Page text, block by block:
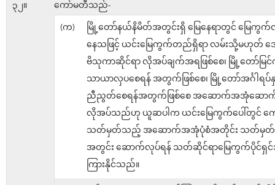
၃၂။ ကော်မတီသည်-
(က)
မြို့တော်နယ်နိမိတ်အတွင်းရှိ မြေနေရာတွင် မြေကွက်
နေသဖြင့် ယင်းမြေကွက်တည်ရှိရာ လမ်းသို့မဟုတ်
ဗိသုကာဆိုင်ရာ လိုအပ်ချက်အရဖြစ်စေ၊ မြို့တော်မြင်
သာယာလှပစေရန် အတွက်ဖြစ်စေ၊ မြို့တော်အင်္ဂါရပ်
ညီညွတ်စေရန်အတွက်ဖြစ်စေ အဆောက်အအုံဆော
လိုအပ်သည်ဟု ယူဆပါက ယင်းမြေကွက်ပေါ်တွင် က
သတ်မှတ်သည့် အဆောက်အအုံပုံစံအတိုင်း သတ်မှ
အတွင်း ဆောက်လုပ်ရန် သတ်ဆိုင်ရာမြေကွက်ပိုင်ရှင်
ကြားနိုင်သည်။